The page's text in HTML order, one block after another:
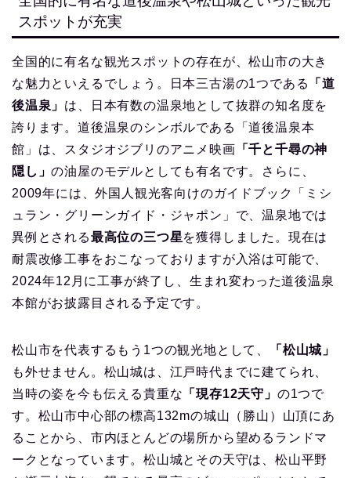
スポットが充実
全国的に有名な観光スポットの存在が、松山市の大き
な魅力といえるでしょう。日本三古湯の1つである
「道
後温泉」 は、日本有数の温泉地として抜群の知名度を
誇ります。道後温泉のシンボルである「道後温泉本
館」は、スタジオジブリのアニメ映画 「千と千尋の神
隠し」の油屋のモデルとしても有名です。さらに、
2009年には、外国人観光客向けのガイドブック「ミシ
ュラン・グリーンガイド・ジャポン」で、温泉地では
異例とされる最高位の三つ星を獲得しました。現在は
耐震改修工事をおこなっておりますが入浴は可能で、
2024年12月に工事が終了し、生まれ変わった道後温泉
本館がお披露目される予定です。
松山市を代表するもう1つの観光地として、
「松山城」
も外せません。松山城は、江戸時代までに建てられ、
当時の姿を今も伝える貴重な 「現存12天守」 の1つで
す。松山市中心部の標高132mの城山（勝山）山頂にあ
ることから、市内ほとんどの場所から望めるランドマ
ークとなっています。松山城とその天守は、松山平野